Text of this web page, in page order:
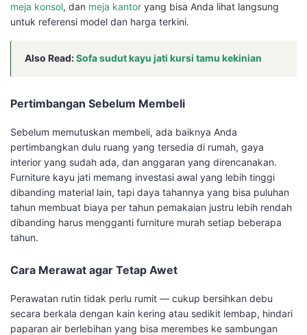
meja konsol, dan meja kantor yang bisa Anda lihat langsung
untuk referensi model dan harga terkini.
Also Read:Sofa sudut kayu jati kursi tamu kekinian
Pertimbangan Sebelum Membeli
Sebelum memutuskan membeli, ada baiknya Anda
pertimbangkan dulu ruang yang tersedia di rumah, gaya
interior yang sudah ada, dan anggaran yang direncanakan.
Furniture kayu jati memang investasi awal yang lebih tinggi
dibanding material lain, tapi daya tahannya yang bisa puluhan
tahun membuat biaya per tahun pemakaian justru lebih rendah
dibanding harus mengganti furniture murah setiap beberapa
tahun.
Cara Merawat agar Tetap Awet
Perawatan rutin tidak perlu rumit — cukup bersihkan debu
secara berkala dengan kain kering atau sedikit lembap, hindari
paparan air berlebihan yang bisa merembes ke sambungan